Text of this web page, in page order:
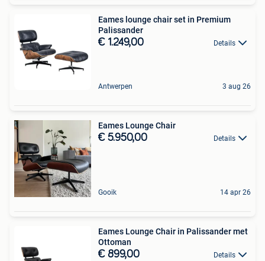
Eames lounge chair set in Premium
Palissander
€ 1.249,00 Details
Antwerpen 3 aug 26
Eames Lounge Chair
€ 5.950,00 Details
Gooik 14 apr 26
Eames Lounge Chair in Palissander met
Ottoman
€ 899,00 Details